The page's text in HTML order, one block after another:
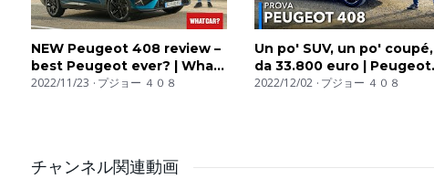
NEW Peugeot 408 review –
best Peugeot ever? | What
Car?
2022/11/23 プジョー ４０８
Un po' SUV, un po' coupé,
da 33.800 euro | Peugeot
408
2022/12/02 プジョー ４０８
チャンネル関連動画